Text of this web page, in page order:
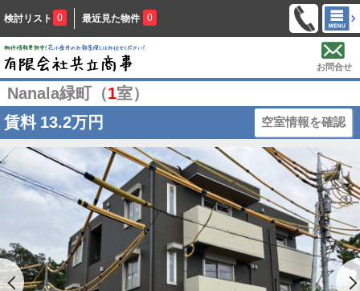
検討リスト 0 最近見た物件 0
お問合せ
Nanala緑町（1室）
賃料 13.2万円 空室情報を確認